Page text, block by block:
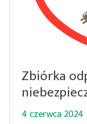
Zbiórka
4 czerwca 2024